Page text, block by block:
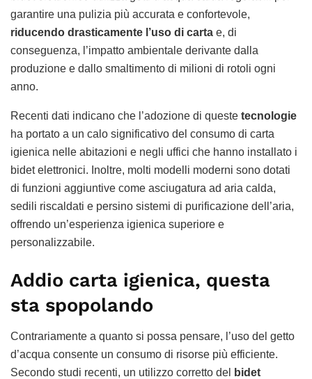
garantire una pulizia più accurata e confortevole,
riducendo drasticamente l’uso di carta e, di
conseguenza, l’impatto ambientale derivante dalla
produzione e dallo smaltimento di milioni di rotoli ogni
anno.
Recenti dati indicano che l’adozione di queste tecnologie
ha portato a un calo significativo del consumo di carta
igienica nelle abitazioni e negli uffici che hanno installato i
bidet elettronici. Inoltre, molti modelli moderni sono dotati
di funzioni aggiuntive come asciugatura ad aria calda,
sedili riscaldati e persino sistemi di purificazione dell’aria,
offrendo un’esperienza igienica superiore e
personalizzabile.
Addio carta igienica, questa
sta spopolando
Contrariamente a quanto si possa pensare, l’uso del getto
d’acqua consente un consumo di risorse più efficiente.
Secondo studi recenti, un utilizzo corretto del
bidet